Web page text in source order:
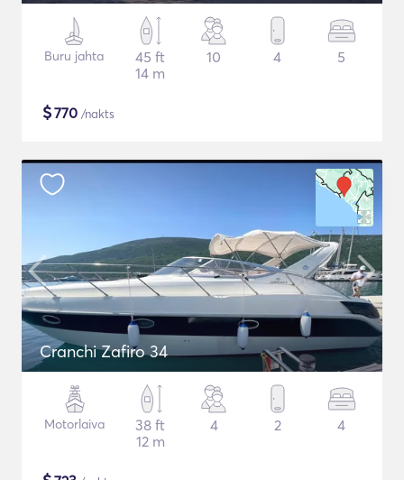
Buru jahta
45 ft
14 m
10 4 5
$770 /nakts
Cranchi Zafiro 34
Motorlaiva
38 ft
12 m
4 2 4